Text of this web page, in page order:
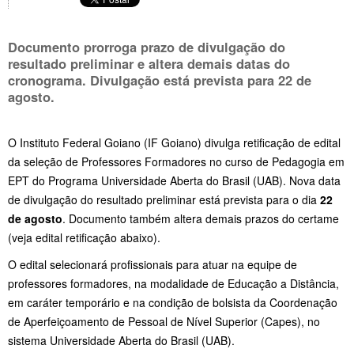
Documento prorroga prazo de divulgação do
resultado preliminar e altera demais datas do
cronograma. Divulgação está prevista para 22 de
agosto.
O Instituto Federal Goiano (IF Goiano) divulga retificação de edital
da seleção de Professores Formadores no curso de Pedagogia em
EPT do Programa Universidade Aberta do Brasil (UAB). Nova data
de divulgação do resultado preliminar está prevista para o dia 22
de agosto. Documento também altera demais prazos do certame
(veja edital retificação abaixo).
O edital selecionará profissionais para atuar na equipe de
professores formadores, na modalidade de Educação a Distância,
em caráter temporário e na condição de bolsista da Coordenação
de Aperfeiçoamento de Pessoal de Nível Superior (Capes), no
sistema Universidade Aberta do Brasil (UAB).